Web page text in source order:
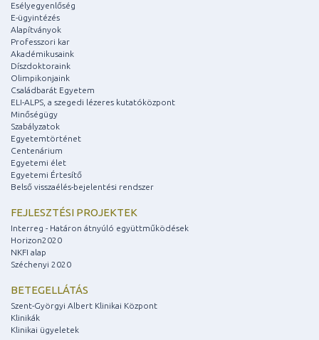
Esélyegyenlőség
E-ügyintézés
Alapítványok
Professzori kar
Akadémikusaink
Díszdoktoraink
Olimpikonjaink
Családbarát Egyetem
ELI-ALPS, a szegedi lézeres kutatóközpont
Minőségügy
Szabályzatok
Egyetemtörténet
Centenárium
Egyetemi élet
Egyetemi Értesítő
Belső visszaélés-bejelentési rendszer
FEJLESZTÉSI PROJEKTEK
Interreg - Határon átnyúló együttműködések
Horizon2020
NKFI alap
Széchenyi 2020
BETEGELLÁTÁS
Szent-Györgyi Albert Klinikai Központ
Klinikák
Klinikai ügyeletek